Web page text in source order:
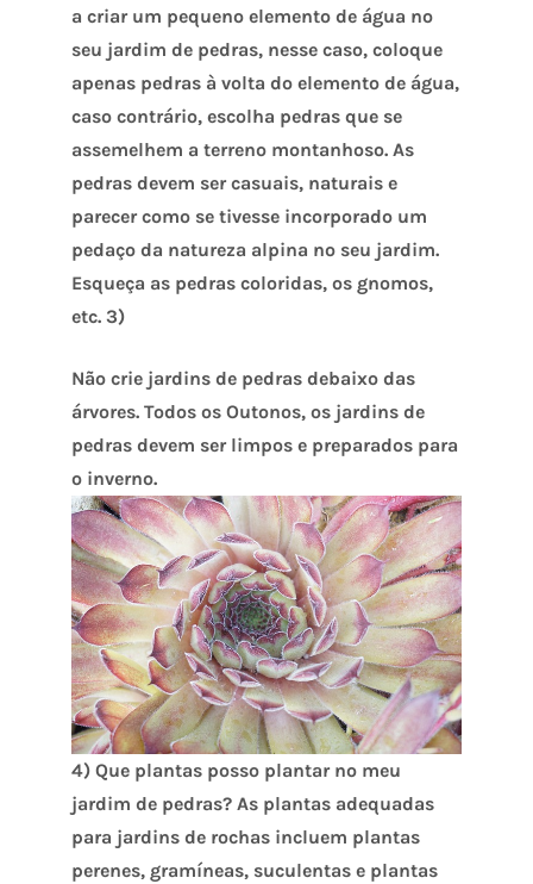
a criar um pequeno elemento de água no
seu jardim de pedras, nesse caso, coloque
apenas pedras à volta do elemento de água,
caso contrário, escolha pedras que se
assemelhem a terreno montanhoso. As
pedras devem ser casuais, naturais e
parecer como se tivesse incorporado um
pedaço da natureza alpina no seu jardim.
Esqueça as pedras coloridas, os gnomos,
etc. 3)
Não crie jardins de pedras debaixo das
árvores. Todos os Outonos, os jardins de
pedras devem ser limpos e preparados para
o inverno.
4) Que plantas posso plantar no meu
jardim de pedras? As plantas adequadas
para jardins de rochas incluem plantas
perenes, gramíneas, suculentas e plantas